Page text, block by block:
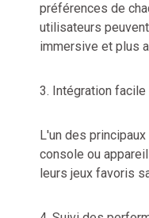
préférences de
utilisateurs
immersive et plus
3. Intégration facile
L'un des
console ou
leurs jeux favoris